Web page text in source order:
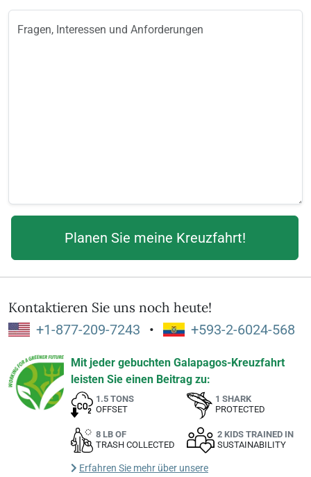
Kontaktieren Sie uns noch heute!
+1-877-209-7243
• +593-2-6024-568
Mit jeder gebuchten Galapagos-Kreuzfahrt
leisten Sie einen Beitrag zu:
1.5 TONS
OFFSET
1 SHARK
PROTECTED
8 LB OF
TRASH COLLECTED
2 KIDS TRAINED IN
SUSTAINABILITY
Erfahren Sie mehr über unsere